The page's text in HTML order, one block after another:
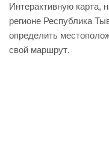
Интерактивную карта,
регионе Республика
определить
свой маршрут.